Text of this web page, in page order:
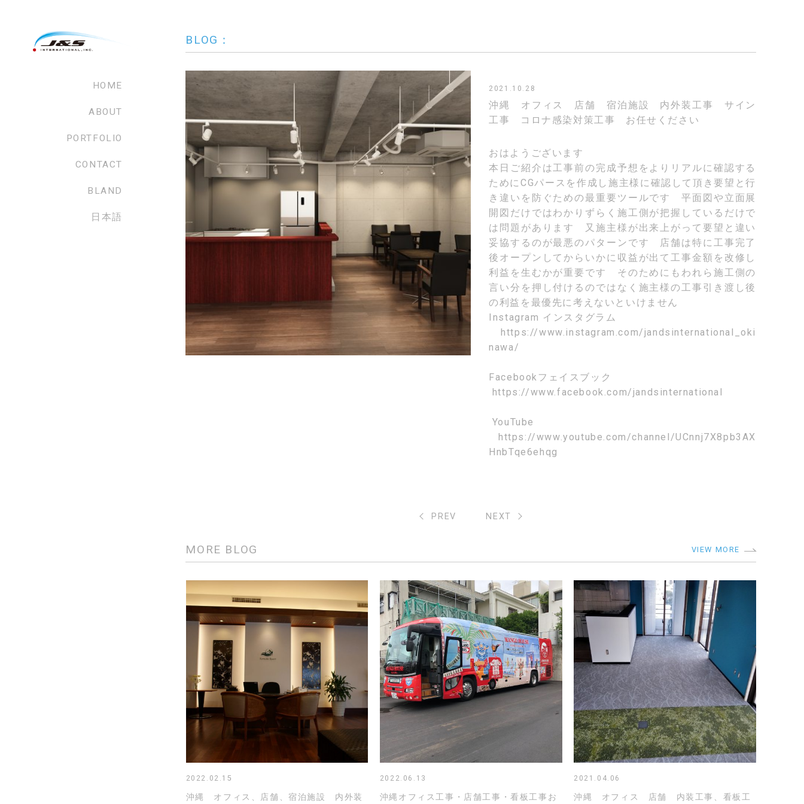
HOME
ABOUT
PORTFOLIO
CONTACT
BLAND
日本語
BLOG：
2021.10.28
沖縄 オフィス 店舗 宿泊施設 内外装工事 サイン
工事 コロナ感染対策工事 お任せください
おはようございます
本日ご紹介は工事前の完成予想をよりリアルに確認する
ためにCGパースを作成し施主様に確認して頂き要望と行
き違いを防ぐための最重要ツールです 平面図や立面展
開図だけではわかりずらく施工側が把握しているだけで
は問題があります 又施主様が出来上がって要望と違い
妥協するのが最悪のパターンです 店舗は特に工事完了
後オープンしてからいかに収益が出て工事金額を改修し
利益を生むかが重要です そのためにもわれら施工側の
言い分を押し付けるのではなく施主様の工事引き渡し後
の利益を最優先に考えないといけません
Instagram インスタグラム
https://www.instagram.com/jandsinternational_oki
nawa/
Facebook フェイスブック
https://www.facebook.com/jandsinternational
YouTube
https://www.youtube.com/channel/UCnnj7X8pb3AX
HnbTqe6ehqg
PREV NEXT
MORE BLOG VIEW MORE
2022.02.15
沖縄 オフィス、店舗、宿泊施設 内外装
2022.06.13
沖縄オフィス工事・店舗工事・看板工事お
2021.04.06
沖縄 オフィス 店舗 内装工事、看板工